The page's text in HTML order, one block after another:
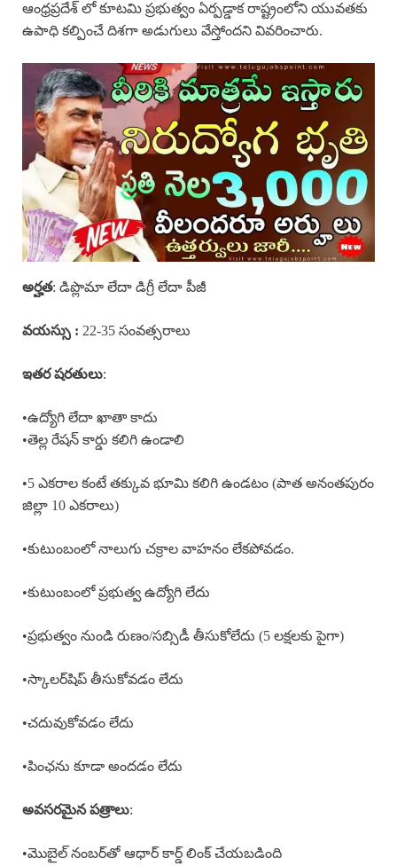
ఆంధ్రప్రదేశ్ లో కూటమి ప్రభుత్వం ఏర్పడ్డాక రాష్ట్రంలోని యువతకు
ఉపాధి కల్పించే దిశగా అడుగులు వేస్తోందని వివరించారు.
అర్హత: డిప్లొమా లేదా డిగ్రీ లేదా పీజీ
వయస్సు : 22-35 సంవత్సరాలు
ఇతర షరతులు:
•ఉద్యోగి లేదా ఖాతా కాదు
•తెల్ల రేషన్ కార్డు కలిగి ఉండాలి
•5 ఎకరాల కంటే తక్కువ భూమి కలిగి ఉండటం (పాత అనంతపురం
జిల్లా 10 ఎకరాలు)
•కుటుంబంలో నాలుగు చక్రాల వాహనం లేకపోవడం.
•కుటుంబంలో ప్రభుత్వ ఉద్యోగి లేదు
•ప్రభుత్వం నుండి రుణం/సబ్సిడీ తీసుకోలేదు (5 లక్షలకు పైగా)
•స్కాలర్‌షిప్ తీసుకోవడం లేదు
•చదువుకోవడం లేదు
•పింఛను కూడా అందడం లేదు
అవసరమైన పత్రాలు:
•మొబైల్ నంబర్‌తో ఆధార్ కార్డ్ లింక్ చేయబడింది